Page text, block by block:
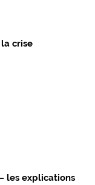
crise
les explications